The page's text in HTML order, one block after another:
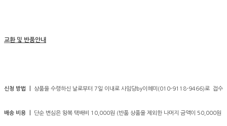
교환 및 반품안내
신청 방법 ㅣ 상품을 수령하신 날로부터 7일 이내로 사임당by이혜미(010-9118-9466)로 접수
배송 비용 ㅣ 단순 변심은 왕복 택배비 10,000원 (반품 상품을 제외한 나머지 금액이 50,000원